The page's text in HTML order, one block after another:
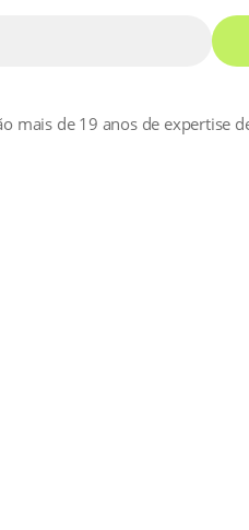
de 19 anos de expertise